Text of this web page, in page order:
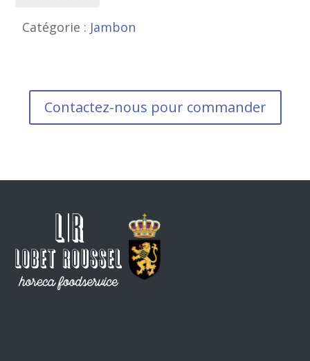
Catégorie : Jambon
Contactez-nous pour commander